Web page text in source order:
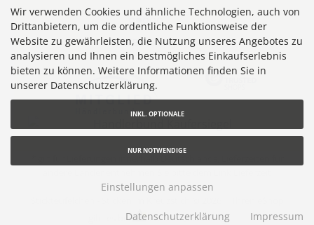
7,355 Bewertungen
gibt es bei
Werner Consulting
Wir verwenden Cookies und ähnliche Technologien, auch von
Drittanbietern, um die ordentliche Funktionsweise der
Website zu gewährleisten, die Nutzung unseres Angebotes zu
analysieren und Ihnen ein bestmögliches Einkaufserlebnis
bieten zu können. Weitere Informationen finden Sie in
unserer Datenschutzerklärung.
INKL. OPTIONALE
NUR NOTWENDIGE
Einstellungen anpassen
Datenschutzerklärung Impressum